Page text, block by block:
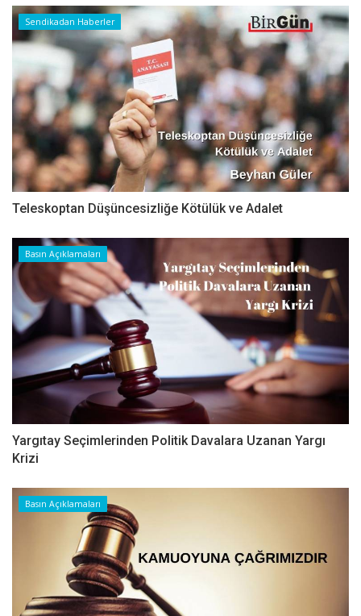
Sendikadan Haberler
Teleskoptan Düşüncesizliğe Kötülük ve Adalet
Basın Açıklamaları
Yargıtay Seçimlerinden Politik Davalara Uzanan Yargı
Krizi
Basın Açıklamaları